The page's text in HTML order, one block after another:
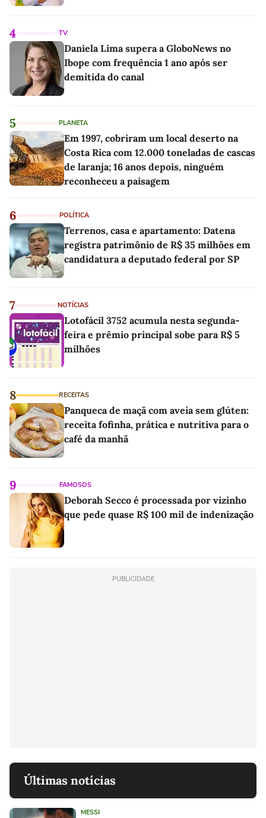
4 TV
Daniela Lima supera a GloboNews no
Ibope com frequência 1 ano após ser
demitida do canal
5 PLANETA
Em 1997, cobriram um local deserto na
Costa Rica com 12.000 toneladas de cascas
de laranja; 16 anos depois, ninguém
reconheceu a paisagem
6 POLÍTICA
Terrenos, casa e apartamento: Datena
registra patrimônio de R$ 35 milhões em
candidatura a deputado federal por SP
7 NOTÍCIAS
Lotofácil 3752 acumula nesta segunda-
feira e prêmio principal sobe para R$ 5
milhões
8 RECEITAS
Panqueca de maçã com aveia sem glúten:
receita fofinha, prática e nutritiva para o
café da manhã
9 FAMOSOS
Deborah Secco é processada por vizinho
que pede quase R$ 100 mil de indenização
PUBLICIDADE
Últimas notícias
MESSI